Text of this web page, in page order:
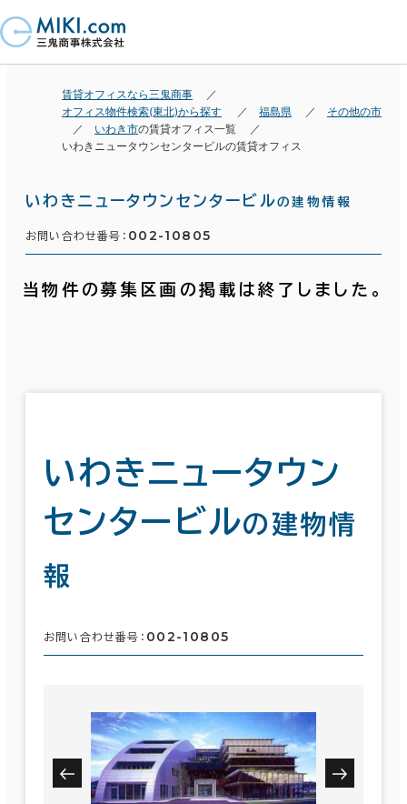
賃貸オフィスなら三鬼商事
オフィス物件検索(東北)から探す
福島県
その他の市
いわき市の賃貸オフィス一覧
いわきニュータウンセンタービルの賃貸オフィス
いわきニュータウンセンタービルの建物情報
お問い合わせ番号： 002-10805
当物件の募集区画の掲載は終了しました。
いわきニュータウン
センタービルの建物情
報
お問い合わせ番号： 002-10805